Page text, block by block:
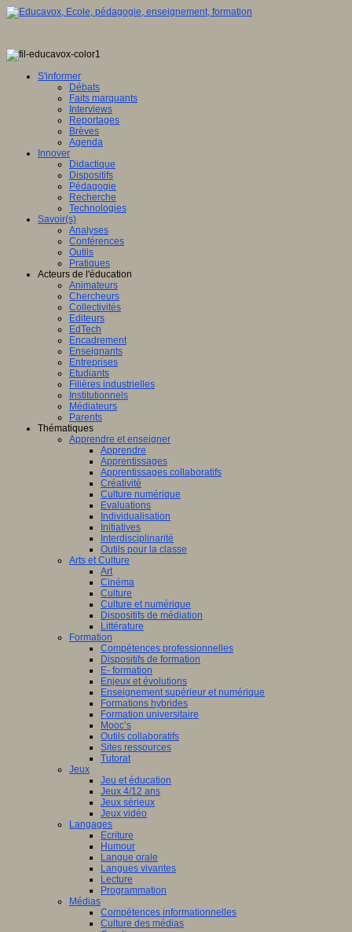
S'informer
Débats
Faits marquants
Interviews
Reportages
Brèves
Agenda
Innover
Didactique
Dispositifs
Pédagogie
Recherche
Technologies
Savoir(s)
Analyses
Conférences
Outils
Pratiques
Acteurs de l'éducation
Animateurs
Chercheurs
Collectivités
Editeurs
EdTech
Encadrement
Enseignants
Entreprises
Etudiants
Filières industrielles
Institutionnels
Médiateurs
Parents
Thématiques
Apprendre et enseigner
Apprendre
Apprentissages
Apprentissages collaboratifs
Créativité
Culture numérique
Evaluations
Individualisation
Initiatives
Interdisciplinarité
Outils pour la classe
Arts et Culture
Art
Cinéma
Culture
Culture et numérique
Dispositifs de médiation
Littérature
Formation
Compétences professionnelles
Dispositifs de formation
E- formation
Enjeux et évolutions
Enseignement supérieur et numérique
Formations hybrides
Formation universitaire
Mooc’s
Outils collaboratifs
Sites ressources
Tutorat
Jeux
Jeu et éducation
Jeux 4/12 ans
Jeux sérieux
Jeux vidéo
Langages
Ecriture
Humour
Langue orale
Langues vivantes
Lecture
Programmation
Médias
Compétences informationnelles
Culture des médias